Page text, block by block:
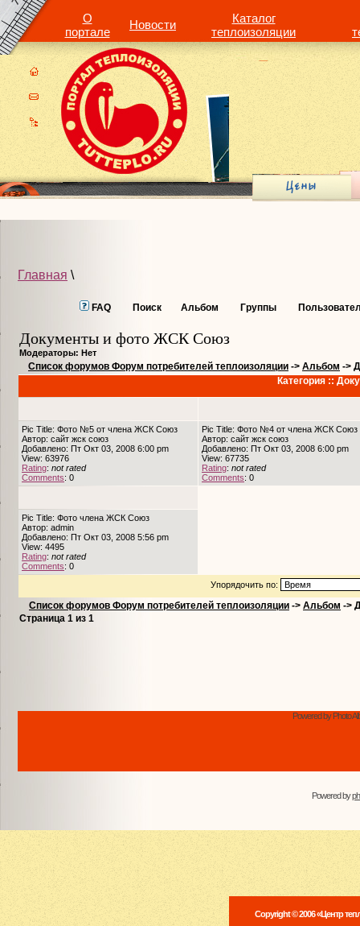
О
портале
Новости
Каталог
теплоизоляции
Главная \
FAQ Поиск Альбом Группы
Документы и фото ЖСК Союз
Модераторы: Нет
Список форумов Форум потребителей теплоизоляции -> Альбом ->
Категория ::
Pic Title: Фото №5 от члена ЖСК Союз
Автор: сайт жск союз
Добавлено: Пт Окт 03, 2008 6:00 pm
View: 63976
Rating: not rated
Comments: 0
Pic Title: Фото №4 от члена ЖСК Союз
Автор: сайт жск союз
Добавлено: Пт Окт 03, 2008 6:00 pm
View: 67735
Rating: not rated
Comments: 0
Pic Title: Фото члена ЖСК Союз
Автор: admin
Добавлено: Пт Окт 03, 2008 5:56 pm
View: 4495
Rating: not rated
Comments: 0
Упорядочить по:
Список форумов Форум потребителей теплоизоляции -> Альбом ->
Страница 1 из 1
Powered by Photo
Powered by
Copyright © 2006 «Центр